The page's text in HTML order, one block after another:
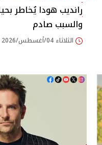
رانديب هودا يُخاطر
والسبب صادم
الثلاثاء 04/أغسطس/2026 - 09:37 م